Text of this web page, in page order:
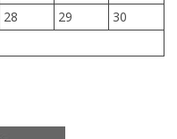
28 29
30